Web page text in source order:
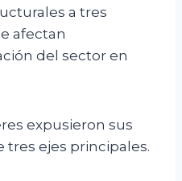
a tres
afectan
del sector en
expusieron sus
tres ejes principales.